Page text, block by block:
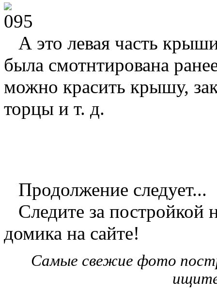
А это левая часть
была смотнтирована
можно красить крышу,
торцы и т. д.
Продолжение следует...
Следите за постройкой
домика на сайте!
Самые свежие фото